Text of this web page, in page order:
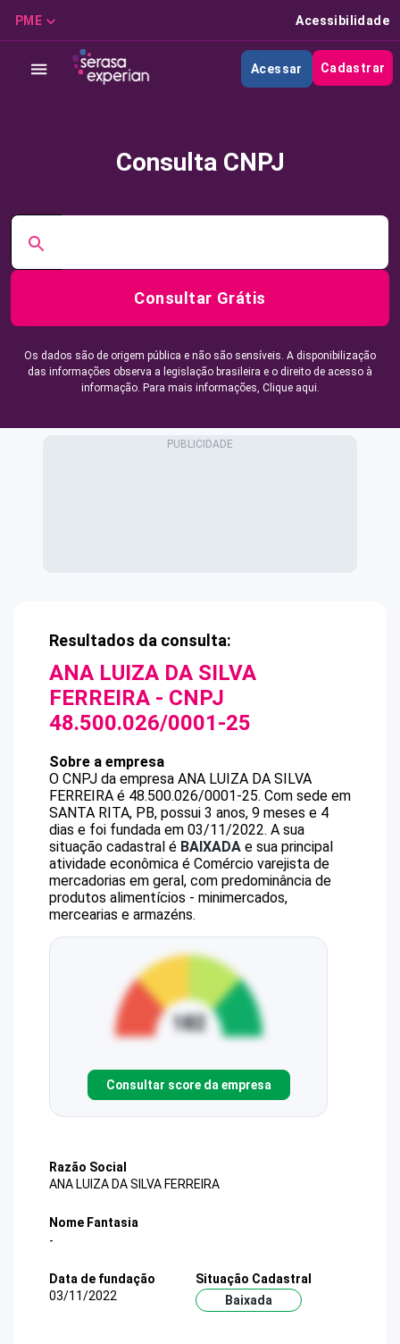
PME Acessibilidade
Acessar Cadastrar
Consulta CNPJ
Consultar Grátis
Os dados são de origem pública e não são sensíveis. A disponibilização
das informações observa a legislação brasileira e o direito de acesso à
informação. Para mais informações, Clique aqui.
Resultados da consulta:
ANA LUIZA DA SILVA
FERREIRA - CNPJ
48.500.026/0001-25
Sobre a empresa
O CNPJ da empresa ANA LUIZA DA SILVA
FERREIRA é 48.500.026/0001-25. Com sede em
SANTA RITA, PB, possui 3 anos, 9 meses e 4
dias e foi fundada em 03/11/2022. A sua
situação cadastral é BAIXADA e sua principal
atividade econômica é Comércio varejista de
mercadorias em geral, com predominância de
produtos alimentícios - minimercados,
mercearias e armazéns.
Consultar score da empresa
Razão Social
ANA LUIZA DA SILVA FERREIRA
Nome Fantasia
-
Data de fundação
03/11/2022
Situação Cadastral
Baixada